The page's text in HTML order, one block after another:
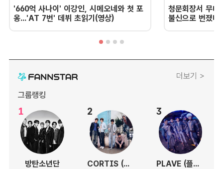
'660억 사나이' 이강인, 시메오네와 첫 포
옹...'AT 7번' 데뷔 초읽기(영상)
청문회장서 무너
불신으로 번졌
더보기 >
그룹랭킹
1
방탄소년단
2
CORTIS (코르티스)
3
PLAVE (플레이브)